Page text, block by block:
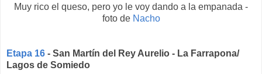
Muy rico el queso, pero yo le voy dando a la empanada -
foto de Nacho
Etapa 16 - San Martín del Rey Aurelio - La Farrapona/
Lagos de Somiedo